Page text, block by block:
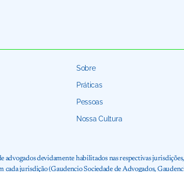
Sobre
Práticas
Pessoas
Nossa Cultura
devidamente habilitados nas respectivas
jurisdição (Gaudencio Sociedade de Advogados,